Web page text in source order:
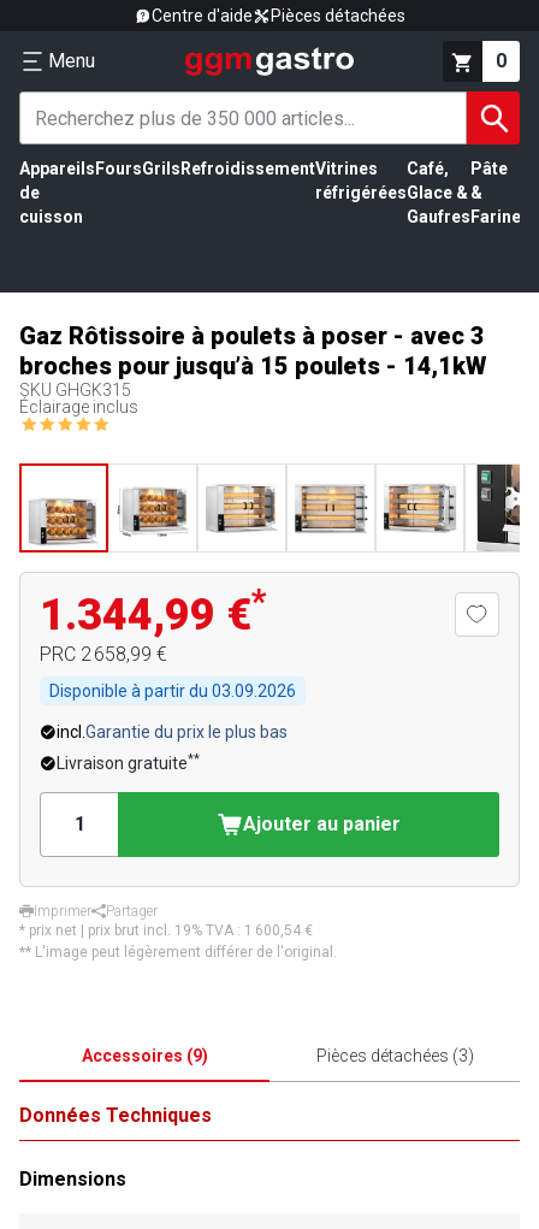
Centre d'aide Pièces détachées
Menu 0
Appareils
de
cuisson
FoursGrils RefroidissementVitrines
réfrigérées
Café,
Glace &
Gaufres
Pâte
&
Farine
Gaz Rôtissoire à poulets à poser - avec 3
broches pour jusqu’à 15 poulets - 14,1kW
SKU GHGK315
Éclairage inclus
1.344,99 €*
PRC 2 658,99 €
Disponible à partir du 03.09.2026
incl. Garantie du prix le plus bas
Livraison gratuite**
Ajouter au panier
Imprimer
Partager
* prix net | prix brut incl. 19% TVA : 1 600,54 €
** L'image peut légèrement différer de l'original.
Accessoires (9) Pièces détachées (3)
Données Techniques
Dimensions